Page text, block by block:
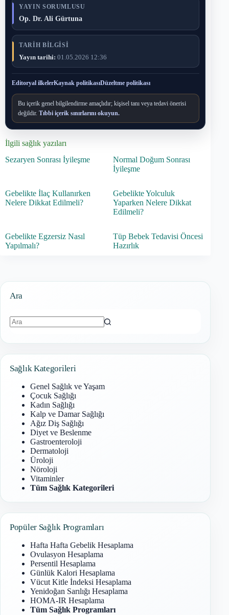
YAYIN SORUMLUSU
Op. Dr. Ali Gürtuna
TARIH BILGISI
Yayın tarihi: 01.05.2026 12:36
Editoryal ilkelerKaynak politikasıDüzeltme politikası
Bu içerik genel bilgilendirme amaçlıdır; kişisel tanı veya tedavi önerisi
değildir. Tıbbi içerik sınırlarını okuyun.
İlgili sağlık yazıları
Sezaryen Sonrası İyileşme
Normal Doğum Sonrası
İyileşme
Gebelikte İlaç Kullanırken
Nelere Dikkat Edilmeli?
Gebelikte Yolculuk
Yaparken Nelere Dikkat
Edilmeli?
Gebelikte Egzersiz Nasıl
Yapılmalı?
Tüp Bebek Tedavisi Öncesi
Hazırlık
Ara
Sağlık Kategorileri
Genel Sağlık ve Yaşam
Çocuk Sağlığı
Kadın Sağlığı
Kalp ve Damar Sağlığı
Ağız Diş Sağlığı
Diyet ve Beslenme
Gastroenteroloji
Dermatoloji
Üroloji
Nöroloji
Vitaminler
Tüm Sağlık Kategorileri
Popüler Sağlık Programları
Hafta Hafta Gebelik Hesaplama
Ovulasyon Hesaplama
Persentil Hesaplama
Günlük Kalori Hesaplama
Vücut Kitle İndeksi Hesaplama
Yenidoğan Sarılığı Hesaplama
HOMA-IR Hesaplama
Tüm Sağlık Programları